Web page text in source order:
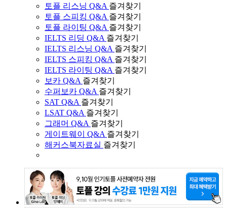
토플 리스닝 Q&A 즐겨찾기
토플 스피킹 Q&A 즐겨찾기
토플 라이팅 Q&A 즐겨찾기
IELTS 리딩 Q&A 즐겨찾기
IELTS 리스닝 Q&A 즐겨찾기
IELTS 스피킹 Q&A 즐겨찾기
IELTS 라이팅 Q&A 즐겨찾기
보카 Q&A 즐겨찾기
수퍼보카 Q&A 즐겨찾기
SAT Q&A 즐겨찾기
LSAT Q&A 즐겨찾기
그래머 Q&A 즐겨찾기
게이트웨이 Q&A 즐겨찾기
해커스북자료실 즐겨찾기